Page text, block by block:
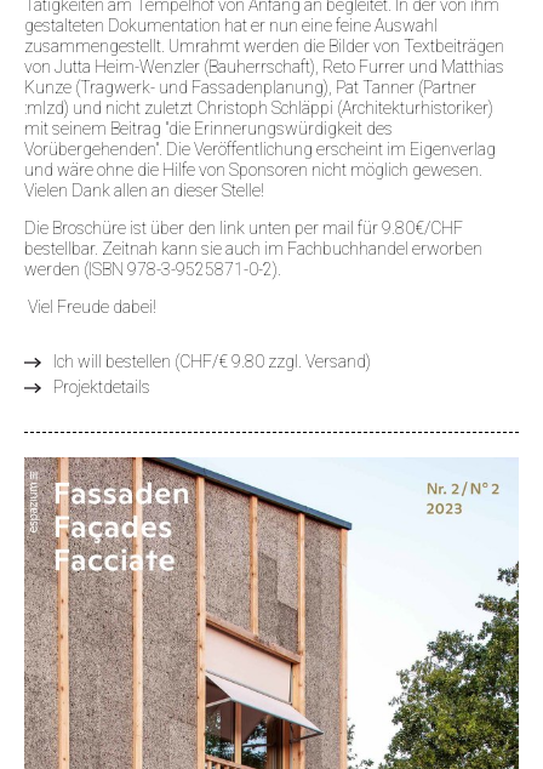
Tätigkeiten am Tempelhof von Anfang an begleitet. In der von ihm
gestalteten Dokumentation hat er nun eine feine Auswahl
zusammengestellt. Umrahmt werden die Bilder von Textbeiträgen
von Jutta Heim-Wenzler (Bauherrschaft), Reto Furrer und Matthias
Kunze (Tragwerk- und Fassadenplanung), Pat Tanner (Partner
:mlzd) und nicht zuletzt Christoph Schläppi (Architekturhistoriker)
mit seinem Beitrag "die Erinnerungswürdigkeit des
Vorübergehenden". Die Veröffentlichung erscheint im Eigenverlag
und wäre ohne die Hilfe von Sponsoren nicht möglich gewesen.
Vielen Dank allen an dieser Stelle!
Die Broschüre ist über den link unten per mail für 9.80€/CHF
bestellbar. Zeitnah kann sie auch im Fachbuchhandel erworben
werden (ISBN 978-3-9525871-0-2).
Viel Freude dabei!
Ich will bestellen (CHF/€ 9.80 zzgl. Versand)
Projektdetails